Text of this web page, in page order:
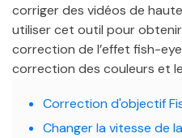
corriger des vidéos de
utiliser cet outil pour
correction de l’effet fish-
correction des couleurs et
Correction d'objectif
Changer la vitesse de